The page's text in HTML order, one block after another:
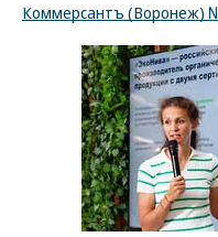
Коммерсантъ (Воронеж)